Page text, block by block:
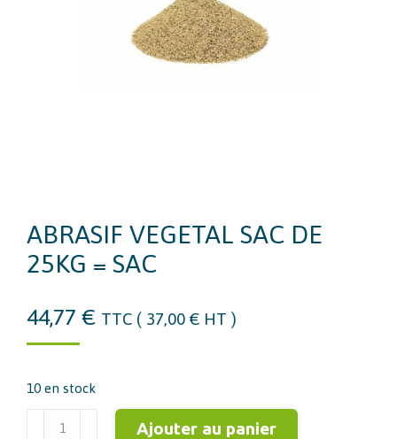
ABRASIF VEGETAL SAC DE
25KG = SAC
44,77 € TTC ( 37,00 € HT )
10 en stock
quantité
Ajouter au panier